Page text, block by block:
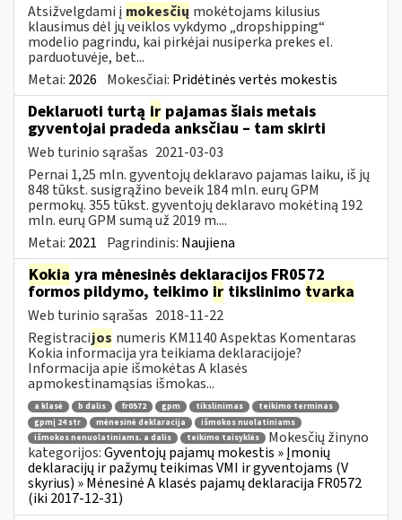
Atsižvelgdami į mokesčių mokėtojams kilusius
klausimus dėl jų veiklos vykdymo „dropshipping“
modelio pagrindu, kai pirkėjai nusiperka prekes el.
parduotuvėje, bet...
Metai: 2026 Mokesčiai: Pridėtinės vertės mokestis
Deklaruoti turtą ir pajamas šiais metais
gyventojai pradeda anksčiau – tam skirti
Web turinio sąrašas 2021-03-03
Pernai 1,25 mln. gyventojų deklaravo pajamas laiku, iš jų
848 tūkst. susigrąžino beveik 184 mln. eurų GPM
permokų. 355 tūkst. gyventojų deklaravo mokėtiną 192
mln. eurų GPM sumą už 2019 m....
Metai: 2021 Pagrindinis: Naujiena
Kokia yra mėnesinės deklaracijos FR0572
formos pildymo, teikimo ir tikslinimo tvarka
Web turinio sąrašas 2018-11-22
Registracijos numeris KM1140 Aspektas Komentaras
Kokia informacija yra teikiama deklaracijoje?
Informacija apie išmokėtas A klasės
apmokestinamąsias išmokas...
a klasė b dalis fr0572 gpm tikslinimas
teikimo terminas
gpmį 24 str
mėnesinė deklaracija
išmokos nuolatiniams
išmokos nenuolatiniams. a dalis
teikimo taisyklės
Mokesčių žinyno
kategorijos:Gyventojų pajamų mokestis » Įmonių
deklaracijų ir pažymų teikimas VMI ir gyventojams (V
skyrius) » Mėnesinė A klasės pajamų deklaracija FR0572
(iki 2017-12-31)